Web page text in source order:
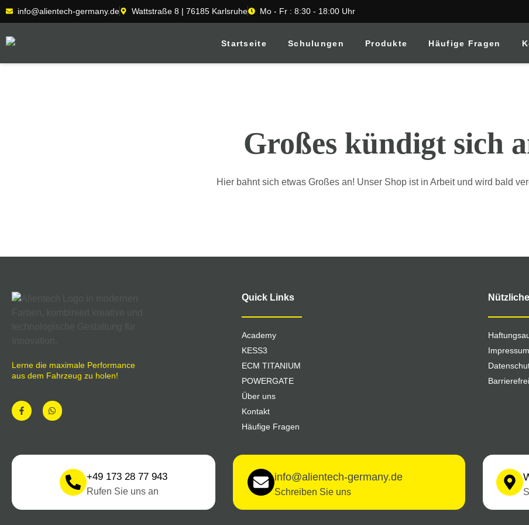
info@alientech-germany.de Wattstraße 8 | 76185 Karlsruhe Mo - Fr : 8:30 - 18:00 Uhr
Startseite Schulungen Produkte Häufige Fragen
Großes kündigt sich
Hier bahnt sich etwas Großes an! Unser Shop ist in Arbeit und wird bald
Lerne die maximale Performance
aus dem Fahrzeug zu holen!
Quick Links
Academy
KESS3
ECM TITANIUM
POWERGATE
Über uns
Kontakt
Häufige Fragen
Impressum
+49 173 28 77 943
Rufen Sie uns an
info@alientech-germany.de
Schreiben Sie uns